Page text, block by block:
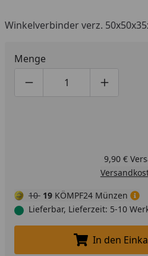
Winkelverbinder verz.
Menge
Produktmenge um eins
Produktmenge
9,90 €
10 19 KÖMPF24 Münzen
Lieferbar, Lieferzeit: 5-10
In
In den